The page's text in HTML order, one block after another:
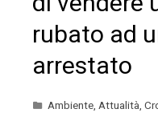
rubato ad
arrestato
Ambiente Attualità